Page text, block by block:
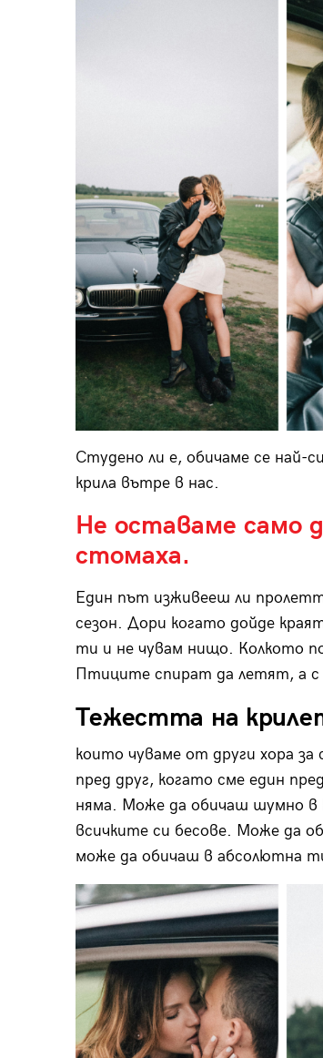
Студено ли е, обичаме се най-
крила вътре в нас.
Не оставаме само
стомаха.
Един път изживееш ли
сезон. Дори когато дойде
ти и не чувам нищо. Колкото
Птиците спират да летят, а с
Тежестта на
които чуваме от други хора
пред друг, когато сме един
няма. Може да обичаш шумно в
всичките си бесове. Може да
може да обичаш в абсолютна